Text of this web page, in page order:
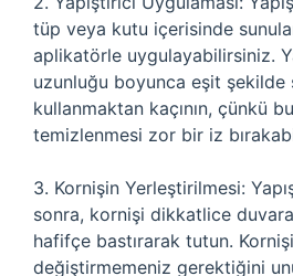
tüp veya kutu içerisinde
aplikatörle uygulayabilirsiniz.
uzunluğu boyunca eşit şekilde
kullanmaktan kaçının, çünkü
temizlenmesi zor bir iz
3. Kornişin Yerleştirilmesi:
sonra, kornişi dikkatlice
hafifçe bastırarak tutun.
değiştirmemeniz gerektiğini